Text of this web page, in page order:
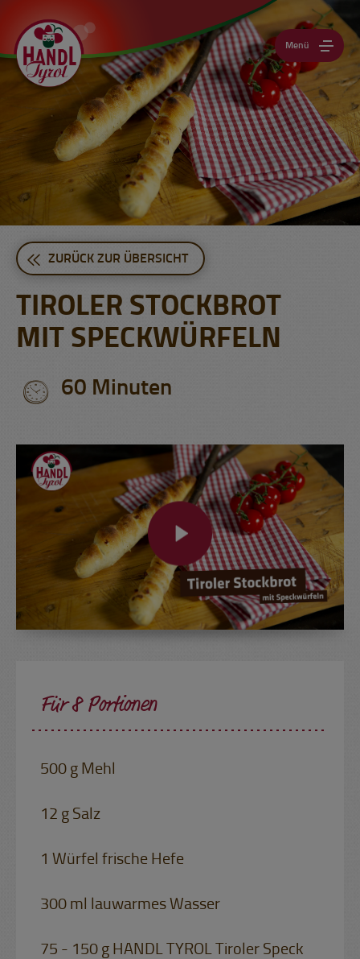
Menü
ZURÜCK ZUR ÜBERSICHT
TIROLER STOCKBROT
MIT SPECKWÜRFELN
60 Minuten
Für 8 Portionen
500 g Mehl
12 g Salz
1 Würfel frische Hefe
300 ml lauwarmes Wasser
75 - 150 g HANDL TYROL Tiroler Speck